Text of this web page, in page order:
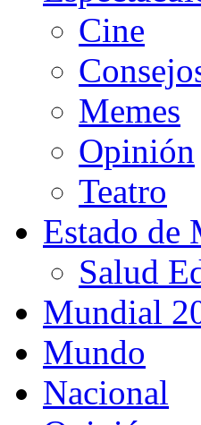
Cine
Memes
Opinión
Teatro
Estado de
Salud
Mundial
Mundo
Nacional